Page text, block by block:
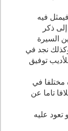
فيه
ذكر
السيرة
وكذلك نجد في
توفيق
مختلفا في
تاما عن
تعود عليه